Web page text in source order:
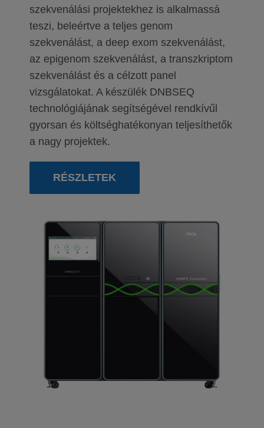
szekvenálási projektekhez is alkalmassá
teszi, beleértve a teljes genom
szekvenálást, a deep exom szekvenálást,
az epigenom szekvenálást, a transzkriptom
szekvenálást és a célzott panel
vizsgálatokat. A készülék DNBSEQ
technológiájának segítségével rendkívűl
gyorsan és költséghatékonyan teljesíthetők
a nagy projektek.
RÉSZLETEK